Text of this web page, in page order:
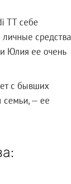
ТТ себе
средства
Юлия ее очень
с бывших
семьи, — ее